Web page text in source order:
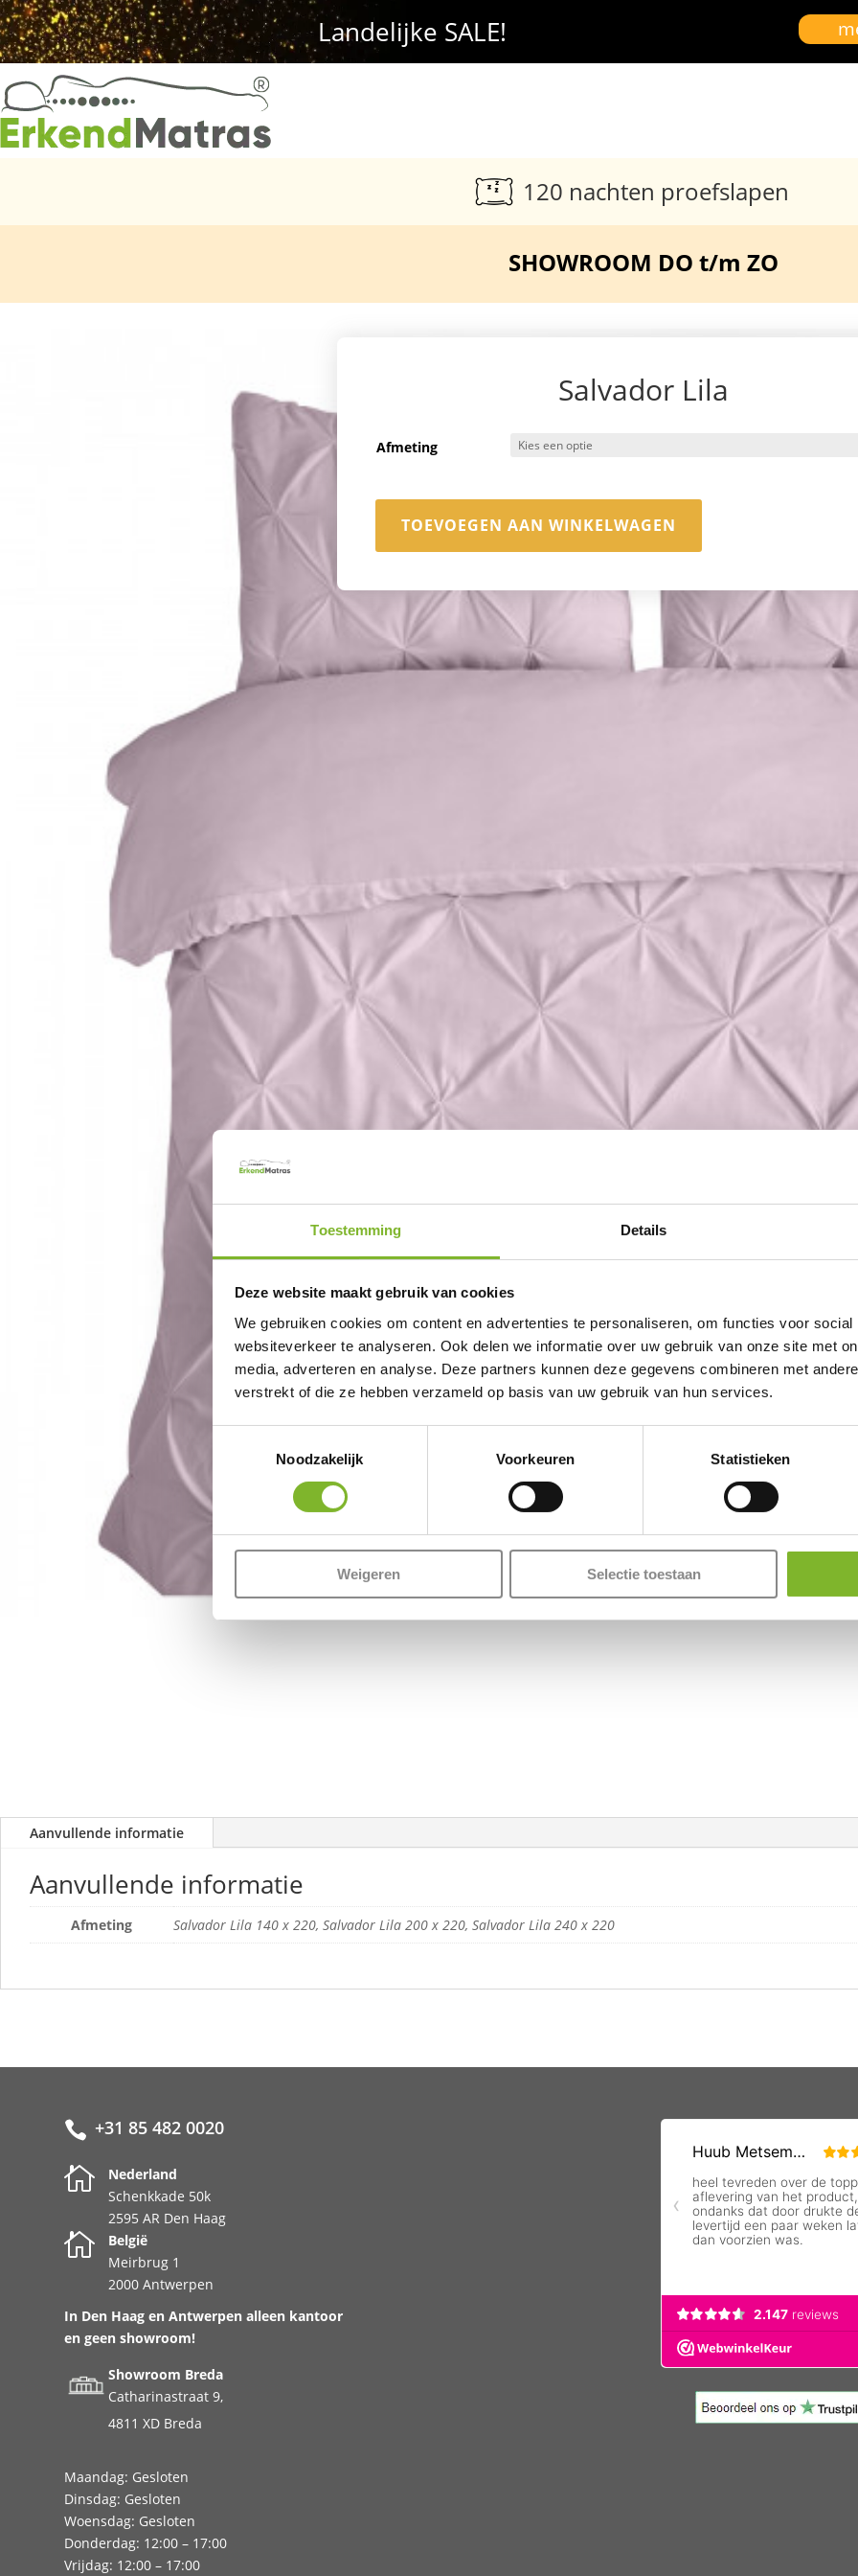
Toestemming Details
Deze website maakt gebruik van cookies
We gebruiken cookies om content en advertenties te personaliseren, om functies voor
websiteverkeer te analyseren. Ook delen we informatie over uw gebruik van onze site met
media, adverteren en analyse. Deze partners kunnen deze gegevens combineren met
verstrekt of die ze hebben verzameld op basis van uw gebruik van hun services.
Noodzakelijk
Voorkeuren Statistieken
Weigeren Selectie toestaan
Landelijke SALE!
120 nachten proefslapen
SHOWROOM DO t/m ZO
Salvador Lila
Afmeting
TOEVOEGEN AAN WINKELWAGEN
Aanvullende informatie
Aanvullende informatie
Afmeting Salvador Lila 140 x 220, Salvador Lila 200 x 220, Salvador Lila 240 x 220
 +31 85 482 0020

Nederland
Schenkkade 50k
2595 AR Den Haag

België
Meirbrug 1
2000 Antwerpen
In Den Haag en Antwerpen alleen kantoor
en geen showroom!
Showroom Breda
Catharinastraat 9,
4811 XD Breda
Maandag: Gesloten
Dinsdag: Gesloten
Woensdag: Gesloten
Donderdag: 12:00 – 17:00
Vrijdag: 12:00 – 17:00